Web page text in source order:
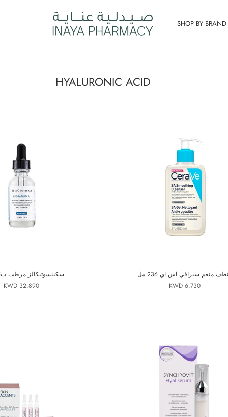
SHOP BY BRAND
HYALURONIC ACID
​​منعم سيرافي اس اي 236 مل
6.730 KWD
سكينسوتيكالز مرطب ب5 30 مل
32.890 KWD